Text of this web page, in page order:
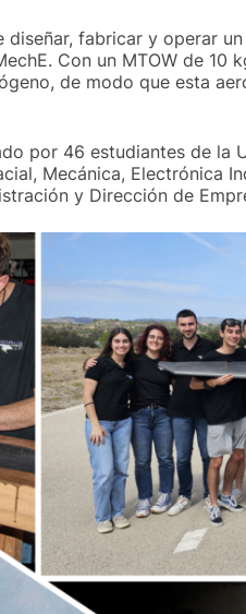
fabricar y operar
Con un MTOW de 10
de modo que esta
por 46 estudiantes de la
Mecánica, Electrónica
y Dirección de